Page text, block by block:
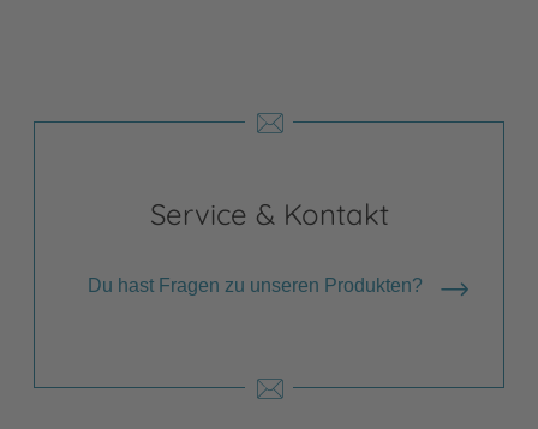
Service & Kontakt
Du hast Fragen zu unseren Produkten?